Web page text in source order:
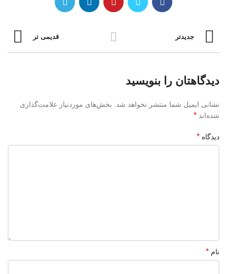
جدیدتر قدیمی تر
دیدگاهتان را بنویسید
نشانی ایمیل شما منتشر نخواهد شد.
بخش‌های موردنیاز علامت‌گذاری
شده‌اند *
دیدگاه *
نام *